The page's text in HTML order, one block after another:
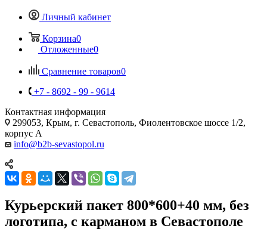
Личный кабинет
Корзина0
Отложенные0
Сравнение товаров0
+7 - 8692 - 99 - 9614
Контактная информация
299053, Крым, г. Севастополь, Фиолентовское шоссе 1/2,
корпус А
info@b2b-sevastopol.ru
Курьерский пакет 800*600+40 мм, без
логотипа, с карманом в Севастополе